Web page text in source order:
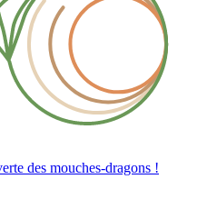
des mouches-dragons !